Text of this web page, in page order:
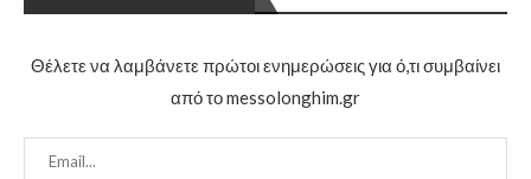
Θέλετε να λαμβάνετε πρώτοι ενημερώσεις για ό,τι συμβαίνει
από το messolonghim.gr